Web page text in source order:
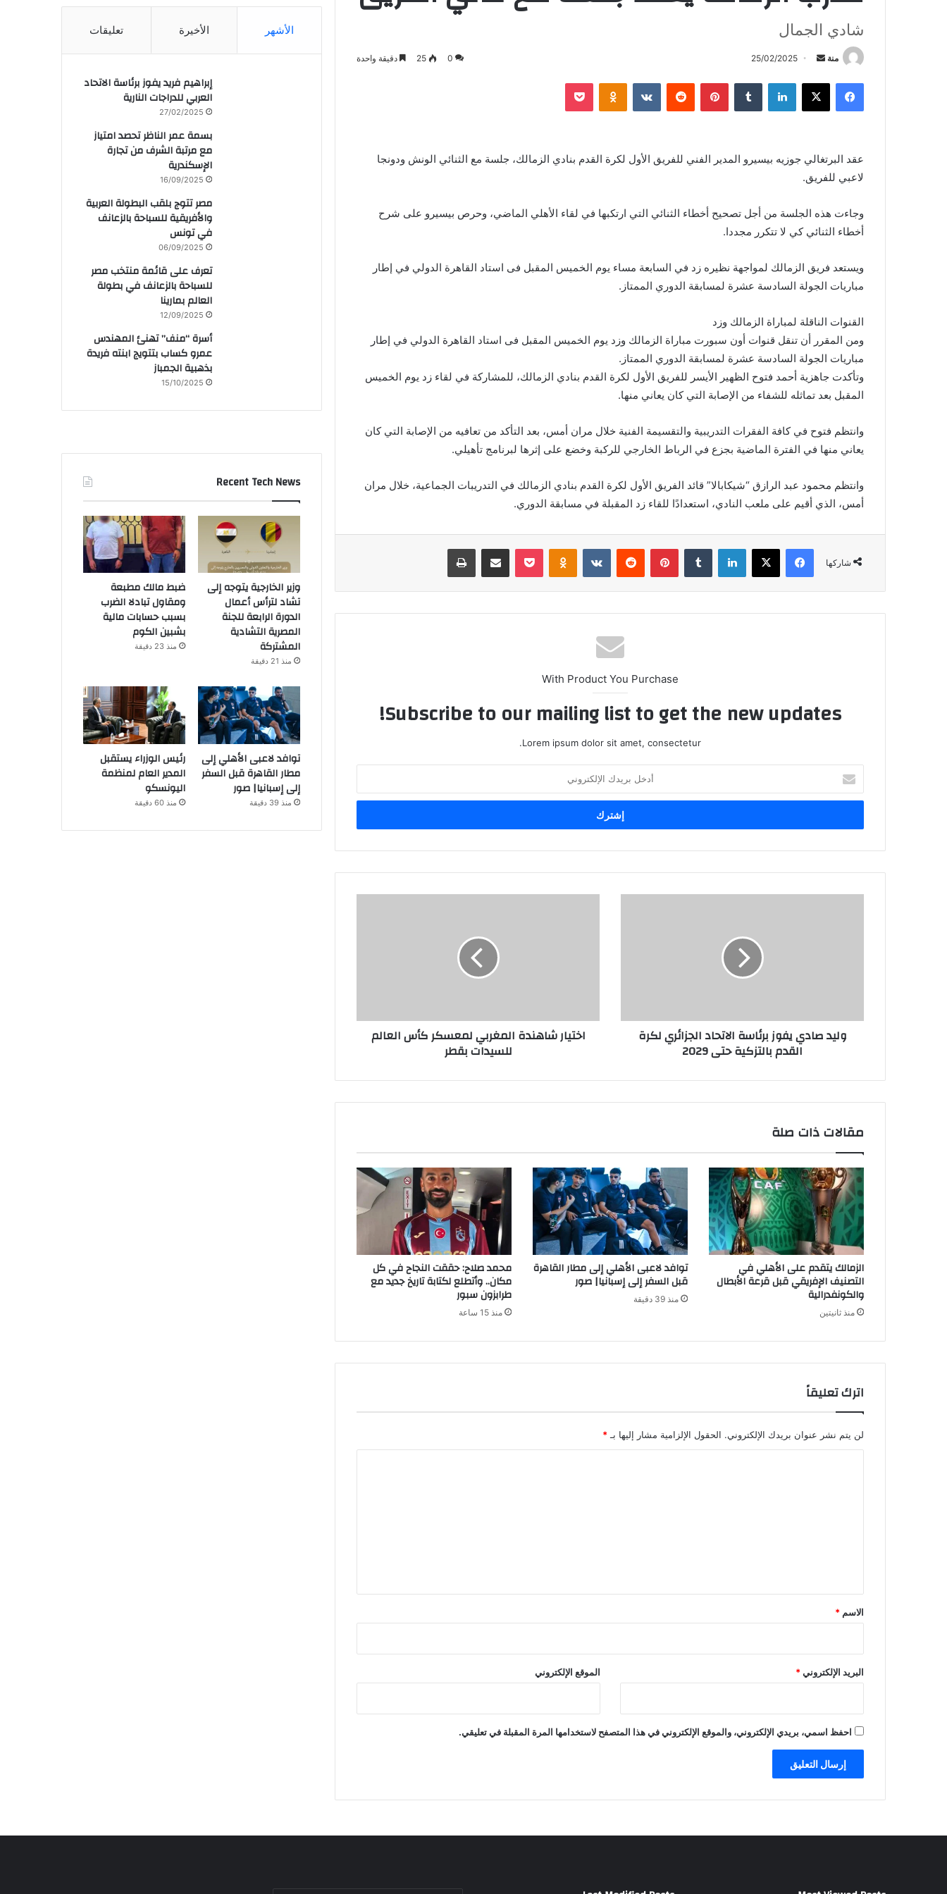
شادي الجمال
منة
أرسل
إلكترونيا
25/02/2025
0
25 دقيقة واحدة
فيسبوك X لينكدإن بينتيريست Odnoklassniki
بوكيت
عقد البرتغالي جوزيه بيسيرو المدير الفني للفريق الأول لكرة القدم بنادي الزمالك، جلسة مع الثنائي الونش ودونجا
لاعبي للفريق.
وجاءت هذه الجلسة من أجل تصحيح أخطاء الثنائي التي ارتكبها في لقاء الأهلي الماضي، وحرص بيسيرو على شرح
أخطاء الثنائي كي لا تتكرر مجددا.
ويستعد فريق الزمالك لمواجهة نظيره زد في السابعة مساء يوم الخميس المقبل فى استاد القاهرة الدولي في إطار
مباريات الجولة السادسة عشرة لمسابقة الدوري الممتاز.
القنوات الناقلة لمباراة الزمالك وزد
ومن المقرر أن تنقل قنوات أون سبورت مباراة الزمالك وزد يوم الخميس المقبل فى استاد القاهرة الدولي في إطار
مباريات الجولة السادسة عشرة لمسابقة الدوري الممتاز.
وتأكدت جاهزية أحمد فتوح الظهير الأيسر للفريق الأول لكرة القدم بنادي الزمالك، للمشاركة في لقاء زد يوم الخميس
المقبل بعد تماثله للشفاء من الإصابة التي كان يعاني منها.
وانتظم فتوح في كافة الفقرات التدريبية والتقسيمة الفنية خلال مران أمس، بعد التأكد من تعافيه من الإصابة التي كان
يعاني منها في الفترة الماضية بجزع في الرباط الخارجي للركبة وخضع على إثرها لبرنامج تأهيلي.
وانتظم محمود عبد الرازق “شيكابالا” قائد الفريق الأول لكرة القدم بنادي الزمالك في التدريبات الجماعية، خلال مران
أمس، الذي أقيم على ملعب النادي، استعدادًا للقاء زد المقبلة في مسابقة الدوري.
شاركها
فيسبوك X لينكدإن بينتيريست Odnoklassniki
بوكيت مشاركة عبر البريد طباعة
With Product You Purchase
Subscribe to our mailing list to get the new updates!
Lorem ipsum dolor sit amet, consectetur.
بريدك
الإلكتروني
وليد صادي يفوز برئاسة الاتحاد الجزائري لكرة
القدم بالتزكية حتى 2029
اختيار شاهندة المغربي لمعسكر كأس العالم
للسيدات بقطر
مقالات ذات صلة
الزمالك يتقدم على الأهلي في
التصنيف الإفريقي قبل قرعة الأبطال
والكونفدرالية
منذ ثانيتين
توافد لاعبى الأهلي إلى مطار القاهرة
قبل السفر إلى إسبانيا| صور
منذ 39 دقيقة
محمد صلاح: حققت النجاح في كل
مكان.. وأتطلع لكتابة تاريخ جديد مع
طرابزون سبور
منذ 15 ساعة
اترك تعليقاً
لن يتم نشر عنوان بريدك الإلكتروني. الحقول الإلزامية مشار إليها بـ *
*
الاسم *
البريد الإلكتروني* الموقع الإلكتروني
احفظ اسمي، بريدي الإلكتروني، والموقع الإلكتروني في هذا المتصفح لاستخدامها المرة المقبلة في تعليقي.
الأشهر الأخيرة تعليقات
إبراهيم فريد يفوز برئاسة الاتحاد
العربي للدراجات النارية
27/02/2025
بسمة عمر الناظر تحصد امتياز
مع مرتبة الشرف من تجارة
الإسكندرية
16/09/2025
مصر تتوج بلقب البطولة العربية
والأفريقية للسباحة بالزعانف
في تونس
06/09/2025
تعرف على قائمة منتخب مصر
للسباحة بالزعانف في بطولة
العالم بمارينا
12/09/2025
أسرة “منف” تهنئ المهندس
عمرو كساب بتتويج ابنته فريدة
بذهبية الجمباز
15/10/2025
Recent Tech News
وزير الخارجية يتوجه إلى
تشاد لترأس أعمال
الدورة الرابعة للجنة
المصرية التشادية
المشتركة
منذ 21 دقيقة
ضبط مالك مطبعة
ومقاول تبادلا الضرب
بسبب حسابات مالية
بشبين الكوم
منذ 23 دقيقة
توافد لاعبى الأهلي إلى
مطار القاهرة قبل السفر
إلى إسبانيا| صور
منذ 39 دقيقة
رئيس الوزراء يستقبل
المدير العام لمنظمة
اليونسكو
منذ 60 دقيقة